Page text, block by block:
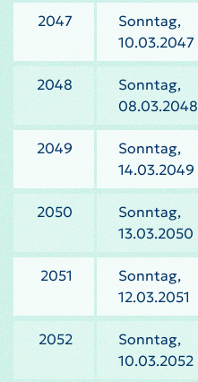
2047
Sonntag,
10.03.2047
2048
Sonntag,
08.03.2048
2049
Sonntag,
14.03.2049
2050
Sonntag,
13.03.2050
2051
Sonntag,
12.03.2051
2052
Sonntag,
10.03.2052